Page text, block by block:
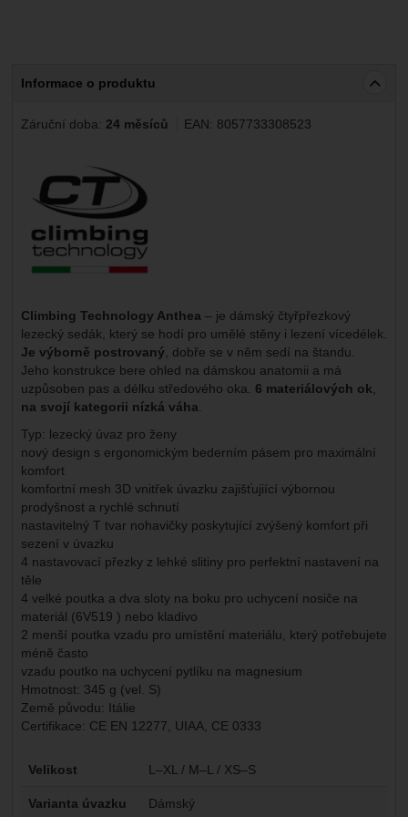
Informace o produktu
Záruční doba: 24 měsíců EAN: 8057733308523
Climbing Technology Anthea – je dámský čtyřpřezkový
lezecký sedák, který se hodí pro umělé stěny i lezení vícedélek.
Je výborně postrovaný , dobře se v něm sedí na štandu.
Jeho konstrukce bere ohled na dámskou anatomii a má
uzpůsoben pas a délku středového oka. 6 materiálových ok
na svojí kategorii nízká váha
Typ: lezecký úvaz pro ženy
nový design s ergonomickým bederním pásem pro maximální
komfort
komfortní mesh 3D vnitřek úvazku zajišťujiící výbornou
prodyšnost a rychlé schnutí
nastavitelný T tvar nohavičky poskytující zvýšený komfort při
sezení v úvazku
4 nastavovací přezky z lehké slitiny pro perfektní nastavení na
těle
4 velké poutka a dva sloty na boku pro uchycení nosiče na
materiál (6V519 ) nebo kladivo
2 menší poutka vzadu pro umístění materiálu, který potřebujete
méně často
vzadu poutko na uchycení pytlíku na magnesium
Hmotnost: 345 g (vel. S)
Země původu: Itálie
Certifikace: CE EN 12277, UIAA, CE 0333
Parametry
Velikost L–XL / M–L / XS–S
Varianta úvazku Dámský